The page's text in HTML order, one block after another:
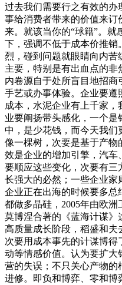
过去我们需要行之有效的
事给消费者带来的价值来订
来。就该当你的“球籍”。就
下，强调不低于成本价推销
烈，碰到问题就眼睛向内苦
主要，特别是有出血点的
内卷源自于处所盲目地招商
手艺或办事体验。企业要遵
成本，水泥企业有上千家
业要阐扬带头感化，一个
中，是少花钱，而今天我
像一棵树，次要是基于产物
效是企业的增加引擎，汽车
要顺应这些变化，次要有
长强大的必然；一些企业家
企业正在出海的时候要多
都做多晶硅，2005年由欧洲
莫博涅合著的《蓝海计谋》
高质量成长阶段，稻盛和
次要用成本事先的计谋博
动等情感价值。认为要扩大
营的失误；不只关心产物
进修。即负和博弈、零和博